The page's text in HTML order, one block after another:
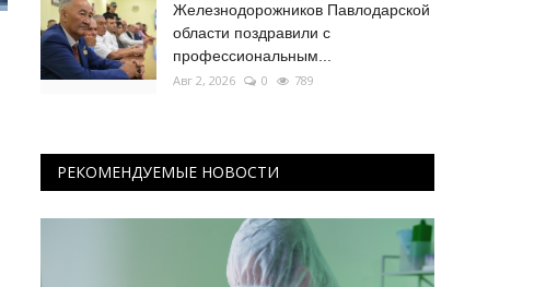
Железнодорожников Павлодарской
области поздравили с
профессиональным...
Авг 2, 2026 0 789
РЕКОМЕНДУЕМЫЕ НОВОСТИ